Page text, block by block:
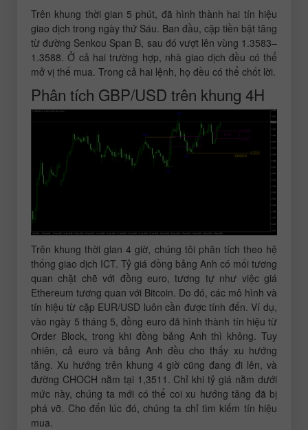
Trên khung thời gian 5 phút, đã hình thành hai tín hiệu
giao dịch trong ngày thứ Sáu. Ban đầu, cặp tiền bật tăng
từ đường Senkou Span B, sau đó vượt lên vùng 1.3583–
1.3588. Ở cả hai trường hợp, nhà giao dịch đều có thể
mở vị thế mua. Trong cả hai lệnh, họ đều có thể chốt lời.
Phân tích GBP/USD trên khung 4H
Trên khung thời gian 4 giờ, chúng tôi phân tích theo hệ
thống giao dịch ICT. Tỷ giá đồng bảng Anh có mối tương
quan chặt chẽ với đồng euro, tương tự như việc giá
Ethereum tương quan với Bitcoin. Do đó, các mô hình và
tín hiệu từ cặp EUR/USD luôn cần được tính đến. Ví dụ,
vào ngày 5 tháng 5, đồng euro đã hình thành tín hiệu từ
Order Block, trong khi đồng bảng Anh thì không. Tuy
nhiên, cả euro và bảng Anh đều cho thấy xu hướng
tăng. Xu hướng trên khung 4 giờ cũng đang đi lên, và
đường CHOCH nằm tại 1,3511. Chỉ khi tỷ giá nằm dưới
mức này, chúng ta mới có thể coi xu hướng tăng đã bị
phá vỡ. Cho đến lúc đó, chúng ta chỉ tìm kiếm tín hiệu
mua.